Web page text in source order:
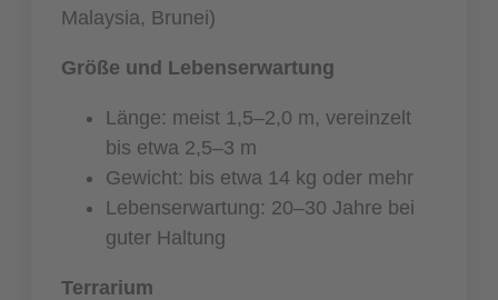
Malaysia, Brunei)
Größe und Lebenserwartung
Länge: meist 1,5–2,0 m, vereinzelt
bis etwa 2,5–3 m
Gewicht: bis etwa 14 kg oder mehr
Lebenserwartung: 20–30 Jahre bei
guter Haltung
Terrarium